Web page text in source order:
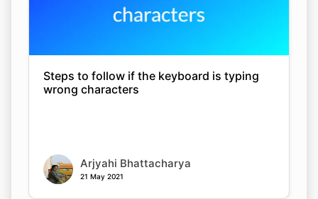
Steps to follow if the keyboard is typing
wrong characters
Arjyahi Bhattacharya
21 May 2021